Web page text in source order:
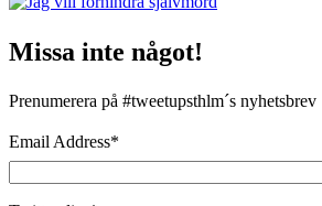
Missa inte något!
Prenumerera på #tweetupsthlm´s nyhetsbrev
Email Address*